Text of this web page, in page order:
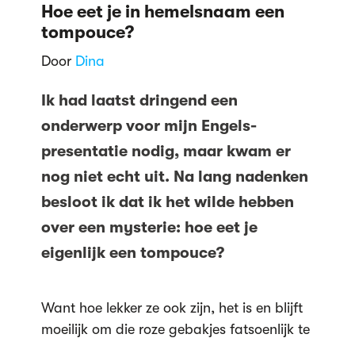
Hoe eet je in hemelsnaam een
tompouce?
Door Dina
Ik had laatst dringend een
onderwerp voor mijn Engels-
presentatie nodig, maar kwam er
nog niet echt uit. Na lang nadenken
besloot ik dat ik het wilde hebben
over een mysterie: hoe eet je
eigenlijk een tompouce?
Want hoe lekker ze ook zijn, het is en blijft
moeilijk om die roze gebakjes fatsoenlijk te